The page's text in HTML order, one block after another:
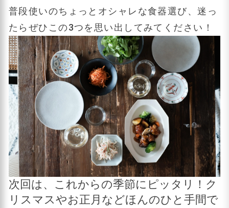
普段使いのちょっとオシャレな食器選び、迷っ
たらぜひこの3つを思い出してみてください！
次回は、これからの季節にピッタリ！ク
リスマスやお正月などほんのひと手間で